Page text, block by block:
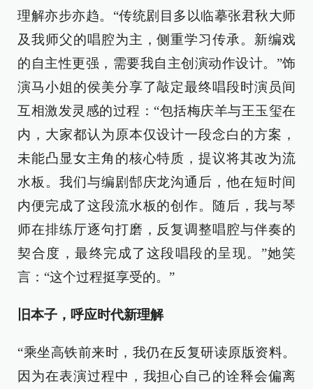
理解亦步亦趋。“传统剧目多以临摹张君秋大师
及我师父的唱腔为主，侧重学习传承。新编戏
的自主性更强，需要我自主创演动作设计。”饰
演马小姐的侯美分享了敲定最终唱段时演员间
互相激发灵感的过程：“包括梅庆羊与王玉玺在
内，大家都认为原本仅设计一段念白的方案，
未能凸显女主角的核心特质，提议将其改为流
水板。我们与编剧郜庆龙沟通后，他在短时间
内便完成了这段流水板的创作。随后，我与琴
师在排练厅逐句打磨，反复调整唱腔与伴奏的
契合度，最终完成了这段唱段的呈现。”她笑
言：“这个过程挺享受的。”
旧本子，呼应时代新理解
“乘坐高铁前来时，我仍在反复研读原版资料。
因为在表演过程中，我担心自己的诠释会偏离